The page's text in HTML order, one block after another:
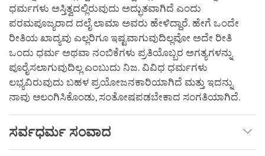
ಧರ್ಮಗಳು ಅಸ್ತಿತ್ವದಲ್ಲಿರುವುದು ಅದ್ಭುತವಾಗಿದೆ ಎಂದು
ಪರಮಪೂಜ್ಯರಾದ ದಲೈ ಲಾಮಾ ಅವರು ಹೇಳಿದ್ದಾರೆ. ಹೇಗೆ ಒಂದೇ
ರೀತಿಯ ಖಾದ್ಯವು ಎಲ್ಲರಿಗೂ ಇಷ್ಟವಾಗುವುದಿಲ್ಲವೋ ಅದೇ ರೀತಿ
ಒಂದು ಧರ್ಮ ಅಥವಾ ನಂಬಿಕೆಗಳು ಪ್ರತಿಯೊಬ್ಬರ ಅಗತ್ಯಗಳನ್ನು
ಪೂರೈಸಲಾಗುವುದಿಲ್ಲ ಎಂಬುದು ನಿಜ. ವಿವಿಧ ಧರ್ಮಗಳು
ಲಭ್ಯವಿರುವುದು ಬಹಳ ಪ್ರಯೋಜನಕಾರಿಯಾಗಿದೆ ಮತ್ತು ಇದನ್ನು
ನಾವು ಆಲಂಗಿಸಿಕೊಂಡು, ಸಂತೋಷಪಡಬೇಕಾದ ಸಂಗತಿಯಾಗಿದೆ.
ಸರ್ವಧರ್ಮ ಸಂವಾದ